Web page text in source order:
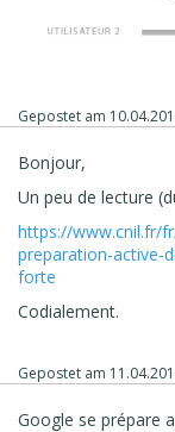
Gepostet am
Bonjour,
Un peu de lecture
https://www.cnil.fr/
preparation-active-
forte
Codialement.
Gepostet am
Google se prépare